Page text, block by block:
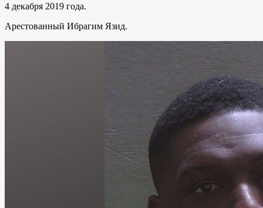
4 декабря 2019 года.
Арестованный Ибрагим Язид.